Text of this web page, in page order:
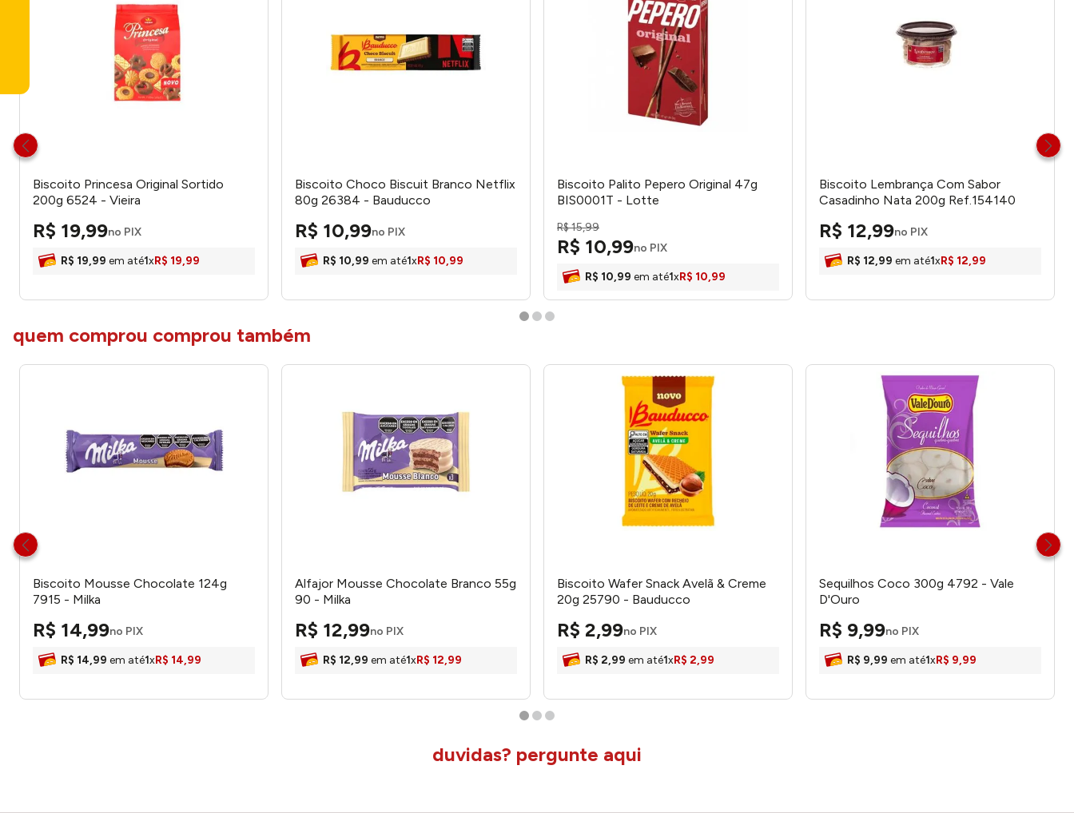
Biscoito Princesa Original Sortido
200g 6524 - Vieira
R$ 19,99no PIX
R$ 19,99 em até1xR$ 19,99
Biscoito Choco Biscuit Branco Netflix
80g 26384 - Bauducco
R$ 10,99no PIX
R$ 10,99 em até1xR$ 10,99
Biscoito Palito Pepero Original 47g
BIS0001T - Lotte
R$15,99
R$ 10,99no PIX
R$ 10,99 em até1xR$ 10,99
Biscoito Lembrança Com Sabor
Casadinho Nata 200g Ref.154140
R$ 12,99no PIX
R$ 12,99 em até1xR$ 12,99
quem comprou comprou também
Biscoito Mousse Chocolate 124g
7915 - Milka
R$ 14,99no PIX
R$ 14,99 em até1xR$ 14,99
Alfajor Mousse Chocolate Branco 55g
90 - Milka
R$ 12,99no PIX
R$ 12,99 em até1xR$ 12,99
Biscoito Wafer Snack Avelã & Creme
20g 25790 - Bauducco
R$ 2,99no PIX
R$ 2,99 em até1xR$ 2,99
Sequilhos Coco 300g 4792 - Vale
D'Ouro
R$ 9,99no PIX
R$ 9,99 em até1xR$ 9,99
duvidas? pergunte aqui